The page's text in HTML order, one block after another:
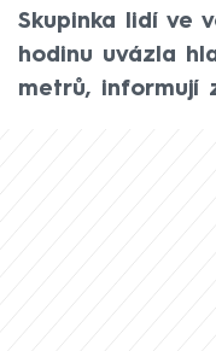
Skupinka lidí ve
hodinu uvázla
metrů, informují